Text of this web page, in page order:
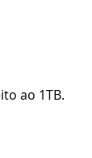
ao 1TB.